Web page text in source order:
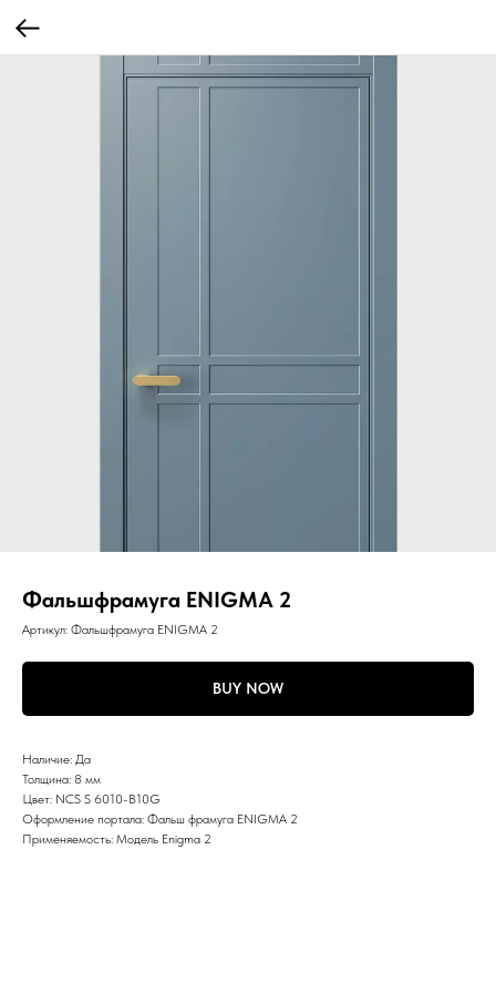
Фальшфрамуга ENIGMA 2
Артикул: Фальшфрамуга ENIGMA 2
BUY NOW
Наличие: Да
Толщина: 8 мм
Цвет: NCS S 6010-B10G
Оформление портала: Фальш фрамуга ENIGMA 2
Применяемость: Модель Enigma 2